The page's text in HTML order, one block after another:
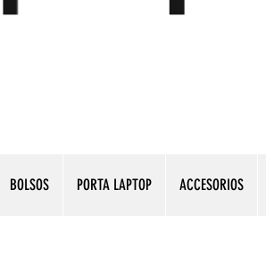
BOLSOS PORTA LAPTOP ACCESORIOS